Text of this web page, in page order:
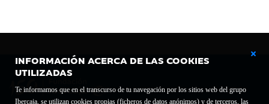
INFORMACIÓN ACERCA DE LAS COOKIES
UTILIZADAS
Te informamos que en el transcurso de tu navegación por los sitios web del grupo
Ibercaja, se utilizan cookies propias (ficheros de datos anónimos) y de terceros, las